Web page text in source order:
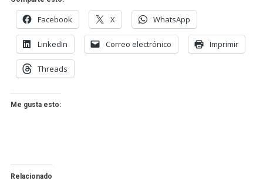
Facebook X WhatsApp
LinkedIn Correo electrónico Imprimir
Threads
Me gusta esto:
Relacionado